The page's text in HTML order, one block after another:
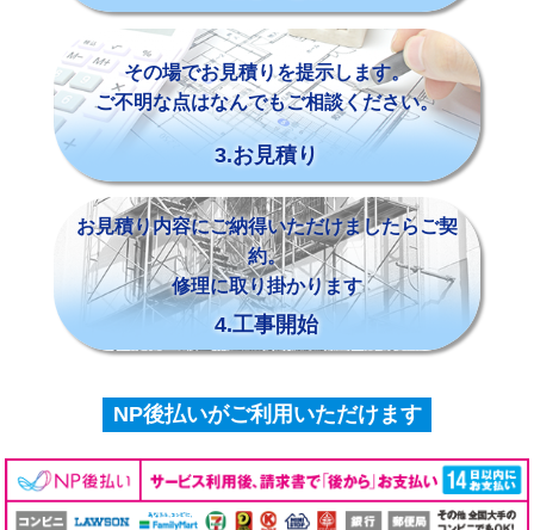
その場でお見積りを提示します。
ご不明な点はなんでもご相談ください。
3.お見積り
お見積り内容にご納得いただけましたらご契
約。
修理に取り掛かります
4.工事開始
NP後払いがご利用いただけます